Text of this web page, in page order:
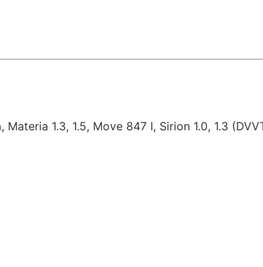
1.3, 1.5, Move 847 I, Sirion 1.0, 1.3